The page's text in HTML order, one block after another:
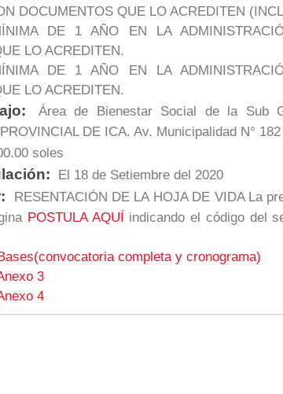
DOCUMENTOS QUE LO ACREDITEN
DE 1 AÑO EN LA
LO ACREDITEN.
DE 1 AÑO EN LA
LO ACREDITEN.
Área de Bienestar Social de la Sub
DE ICA. Av. Municipalidad N° 182
soles
El 18 de Setiembre del 2020
RESENTACIÓN DE LA HOJA DE VIDA La
POSTULA AQUÍ indicando el código del
completa y cronograma)
3
4